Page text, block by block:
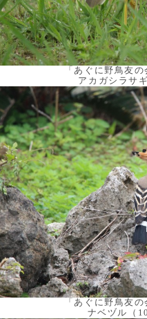
「あぐに野鳥友
アカガシラサ
「あぐに野鳥友
ナベヅル（